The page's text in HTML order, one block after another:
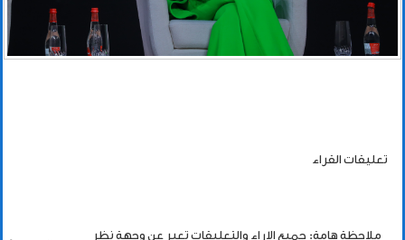
تعليقات القراء
ملاحظة هامة: جميع الاراء والتعليقات تعبر عن وجهة نظر